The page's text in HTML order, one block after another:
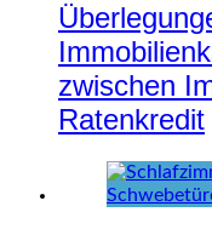
zwischen
Ratenkredit